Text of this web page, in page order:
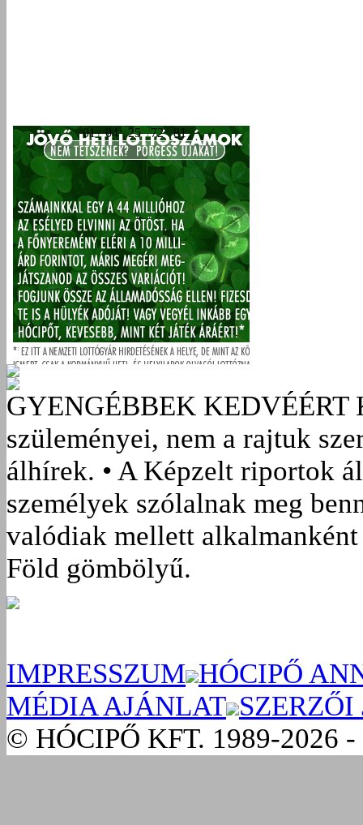
GYENGÉBBEK KEDVÉÉRT
szüleményei, nem a rajtuk
álhírek. • A Képzelt riportok
személyek szólalnak meg
valódiak mellett
Föld gömbölyű.
IMPRESSZUM HÓCIPŐ
MÉDIA AJÁNLAT SZERZŐI
© HÓCIPŐ KFT. 1989-2026